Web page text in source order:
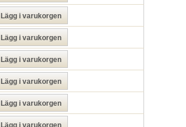
Lägg i varukorgen
Lägg i varukorgen
Lägg i varukorgen
Lägg i varukorgen
Lägg i varukorgen
Lägg i varukorgen